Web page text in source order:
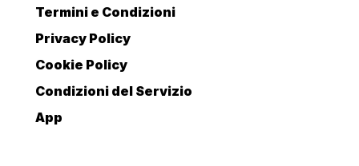
Termini e Condizioni
Privacy Policy
Cookie Policy
Condizioni del Servizio
App